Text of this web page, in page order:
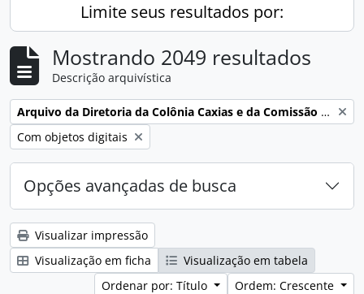
Limite seus resultados por:
Mostrando 2049 resultados
Descrição arquivística
Remover filtro:
Arquivo da Diretoria da Colônia Caxias e da Comissão de Terras e Medição dos Lotes da ex-Colônia Caxias
Remover filtro:
Com objetos digitais
Opções avançadas de busca
Visualizar impressão
Visualização em ficha
Visualização em tabela
Ordenar por: Título
Ordem: Crescente